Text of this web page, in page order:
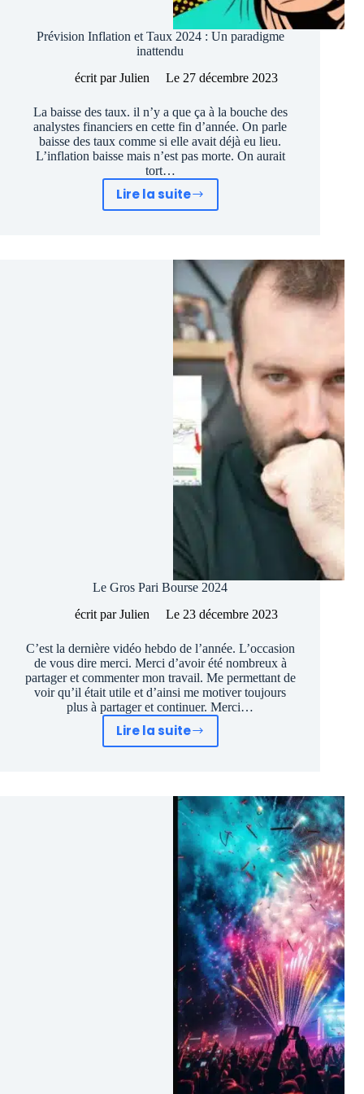
Prévision Inflation et Taux 2024 : Un paradigme
inattendu
écrit par Julien Le 27 décembre 2023
La baisse des taux. il n’y a que ça à la bouche des
analystes financiers en cette fin d’année. On parle
baisse des taux comme si elle avait déjà eu lieu.
L’inflation baisse mais n’est pas morte. On aurait
tort…
Lire la suite
Prévision
Taux
Un
paradigme
inattendu
Le Gros Pari Bourse 2024
écrit par Julien Le 23 décembre 2023
C’est la dernière vidéo hebdo de l’année. L’occasion
de vous dire merci. Merci d’avoir été nombreux à
partager et commenter mon travail. Me permettant de
voir qu’il était utile et d’ainsi me motiver toujours
plus à partager et continuer. Merci…
Lire la suite
Le
Bourse
2024